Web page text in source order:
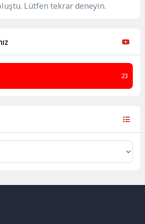
Lütfen tekrar deneyin.
23